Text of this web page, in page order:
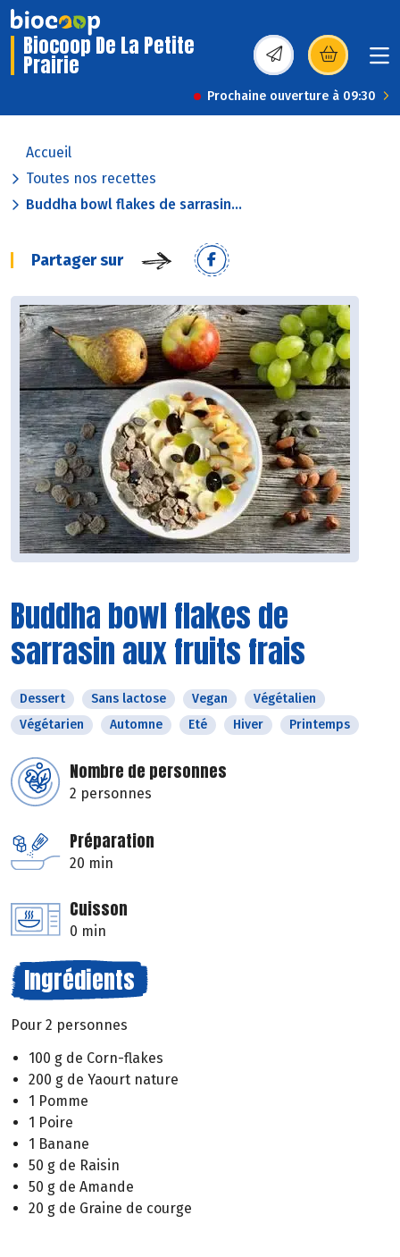
Biocoop De La Petite
Prairie (s’ouvre dans une
Prochaine ouverture à 09:30
Accueil
Toutes nos recettes
Buddha bowl flakes de sarrasin...
Partager sur
Buddha bowl flakes de
sarrasin aux fruits frais
Dessert Sans lactose Vegan
Végétalien
Végétarien
Automne Eté Hiver Printemps
Nombre de personnes
2 personnes
Préparation
20 min
Cuisson
0 min
Ingrédients
Pour 2 personnes
100 g de Corn-flakes
200 g de Yaourt nature
1 Pomme
1 Poire
1 Banane
50 g de Raisin
50 g de Amande
20 g de Graine de courge